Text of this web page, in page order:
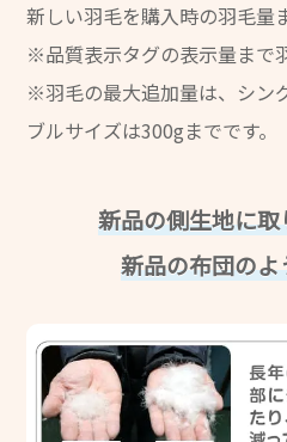
新しい羽毛を購入時の羽毛量
※品質表示タグの表示量まで
※羽毛の最大追加量は、シン
ブルサイズは300gまでです。
新品の側生地に
新品の布団の